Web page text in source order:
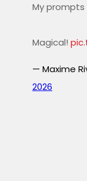
My prompts
Magical!
— Maxime
2026